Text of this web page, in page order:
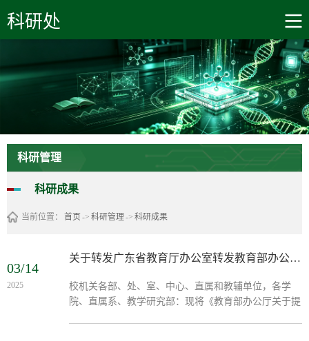
科研处
科研管理
科研成果
当前位置： 首页 -> 科研管理 -> 科研成果
03/14
2025
关于转发广东省教育厅办公室转发教育部办公厅关于提名2025年度教育部科学研究优秀成果奖（自然科学和工程技术）的通知
校机关各部、处、室、中心、直属和教辅单位，各学
院、直属系、教学研究部：现将《教育部办公厅关于提